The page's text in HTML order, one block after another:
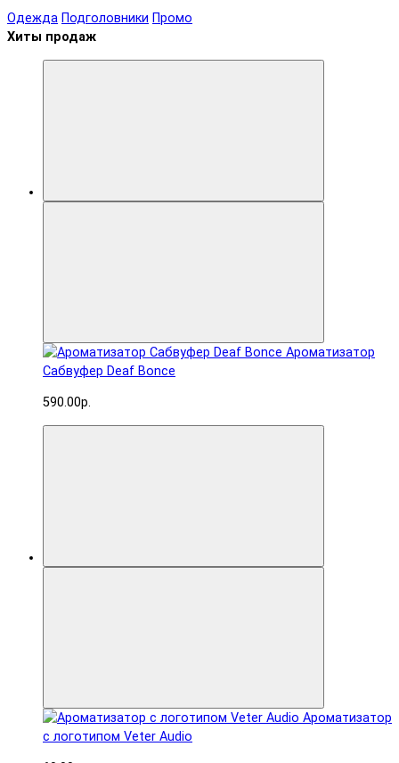
Одежда Подголовники Промо
Хиты продаж
Ароматизатор
Сабвуфер Deaf Bonce
590.00р.
Ароматизатор
с логотипом Veter Audio